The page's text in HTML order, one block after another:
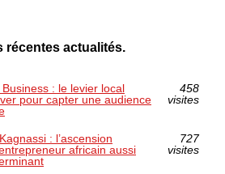
récentes actualités.
: le levier local
pour capter une audience
458
visites
: l’ascension
africain aussi
727
visites